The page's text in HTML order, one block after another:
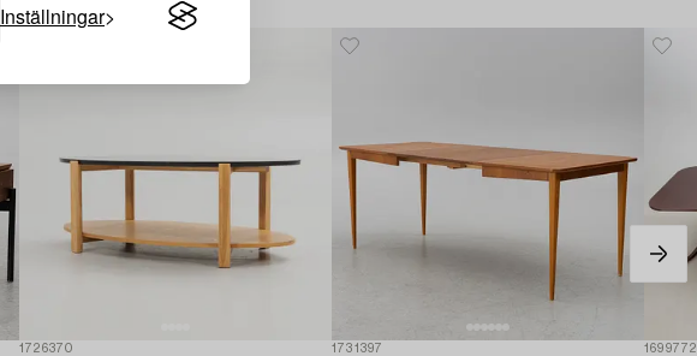
Inställningar
1726370 1731397 1699772